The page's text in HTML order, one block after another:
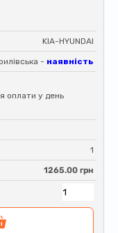
KIA-HYUNDAI
- наявність
оплати у день
1
1265.00 грн